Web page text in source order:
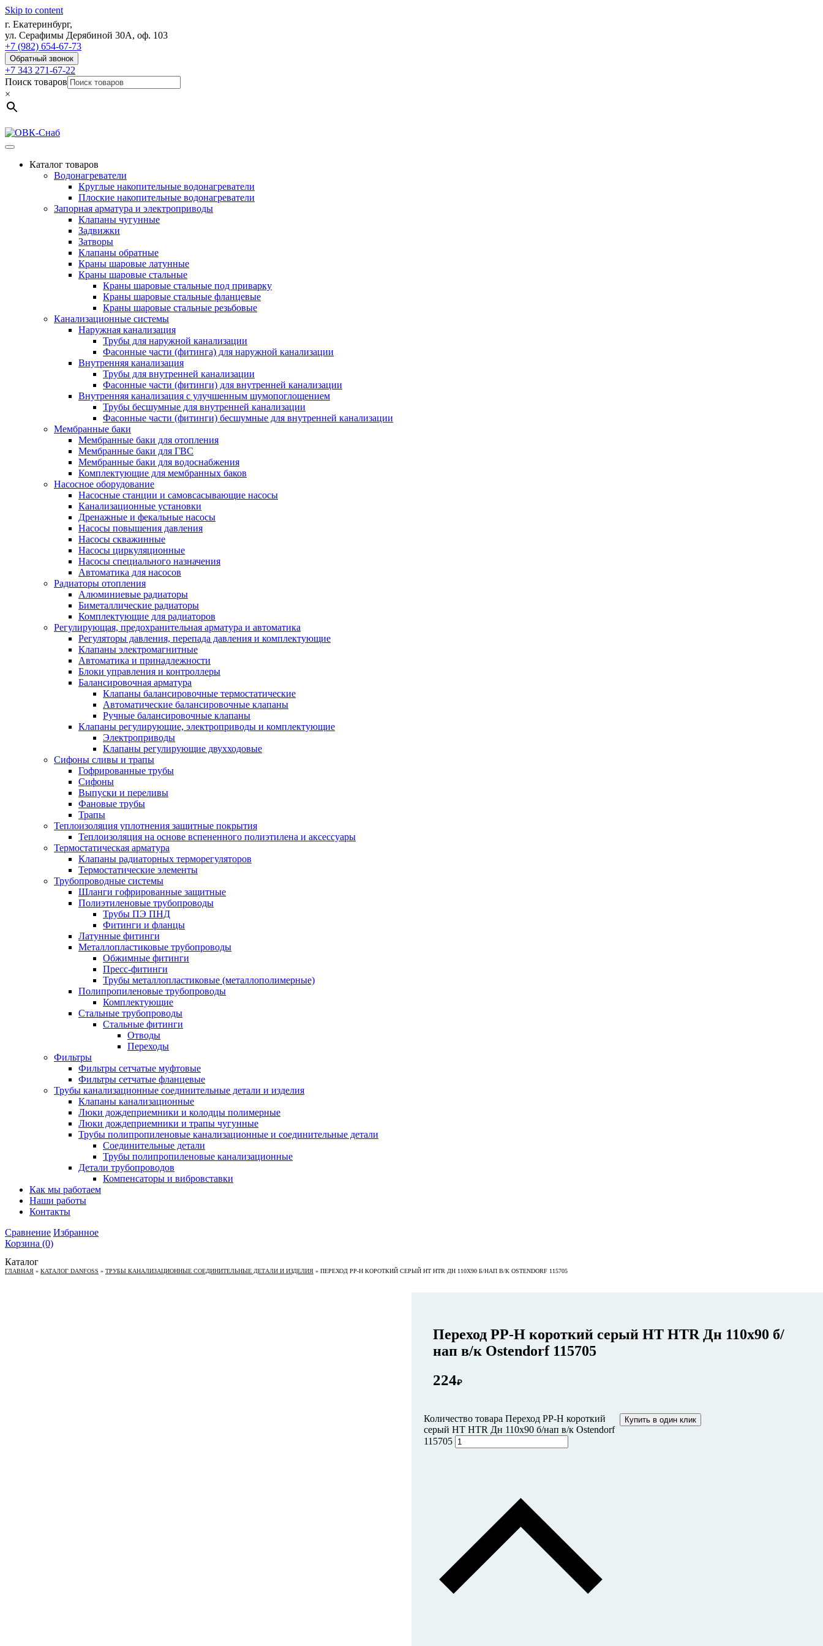
Skip to content
г. Екатеринбург,
ул. Серафимы Дерябиной 30А, оф. 103
+7 (982) 654-67-73
Обратный звонок
+7 343 271-67-22
Поиск товаров
×
Каталог товаров
Водонагреватели
Круглые накопительные водонагреватели
Плоские накопительные водонагреватели
Запорная арматура и электроприводы
Клапаны чугунные
Задвижки
Затворы
Клапаны обратные
Краны шаровые латунные
Краны шаровые стальные
Краны шаровые стальные под приварку
Краны шаровые стальные фланцевые
Краны шаровые стальные резьбовые
Канализационные системы
Наружная канализация
Трубы для наружной канализации
Фасонные части (фитинга) для наружной канализации
Внутренняя канализация
Трубы для внутренней канализации
Фасонные части (фитинги) для внутренней канализации
Внутренняя канализация с улучшенным шумопоглощением
Трубы бесшумные для внутренней канализации
Фасонные части (фитинги) бесшумные для внутренней канализации
Мембранные баки
Мембранные баки для отопления
Мембранные баки для ГВС
Мембранные баки для водоснабжения
Комплектующие для мембранных баков
Насосное оборудование
Насосные станции и самовсасывающие насосы
Канализационные установки
Дренажные и фекальные насосы
Насосы повышения давления
Насосы скважинные
Насосы циркуляционные
Насосы специального назначения
Автоматика для насосов
Радиаторы отопления
Алюминиевые радиаторы
Биметаллические радиаторы
Комплектующие для радиаторов
Регулирующая, предохранительная арматура и автоматика
Регуляторы давления, перепада давления и комплектующие
Клапаны электромагнитные
Автоматика и принадлежности
Блоки управления и контроллеры
Балансировочная арматура
Клапаны балансировочные термостатические
Автоматические балансировочные клапаны
Ручные балансировочные клапаны
Клапаны регулирующие, электроприводы и комплектующие
Электроприводы
Клапаны регулирующие двухходовые
Сифоны сливы и трапы
Гофрированные трубы
Сифоны
Выпуски и переливы
Фановые трубы
Трапы
Теплоизоляция уплотнения защитные покрытия
Теплоизоляция на основе вспененного полиэтилена и аксессуары
Термостатическая арматура
Клапаны радиаторных терморегуляторов
Термостатические элементы
Трубопроводные системы
Шланги гофрированные защитные
Полиэтиленовые трубопроводы
Трубы ПЭ ПНД
Фитинги и фланцы
Латунные фитинги
Металлопластиковые трубопроводы
Обжимные фитинги
Пресс-фитинги
Трубы металлопластиковые (металлополимерные)
Полипропиленовые трубопроводы
Комплектующие
Стальные трубопроводы
Стальные фитинги
Отводы
Переходы
Фильтры
Фильтры сетчатые муфтовые
Фильтры сетчатые фланцевые
Трубы канализационные соединительные детали и изделия
Клапаны канализационные
Люки дождеприемники и колодцы полимерные
Люки дождеприемники и трапы чугунные
Трубы полипропиленовые канализационные и соединительные детали
Соединительные детали
Трубы полипропиленовые канализационные
Детали трубопроводов
Компенсаторы и вибровставки
Как мы работаем
Наши работы
Контакты
Сравнение Избранное
Корзина (0)
Каталог
ГЛАВНАЯ » КАТАЛОГ DANFOSS » ТРУБЫ КАНАЛИЗАЦИОННЫЕ СОЕДИНИТЕЛЬНЫЕ ДЕТАЛИ И ИЗДЕЛИЯ » ПЕРЕХОД PP-H КОРОТКИЙ СЕРЫЙ HT HTR ДН 110Х90 Б/НАП В/К OSTENDORF 115705
Переход PP-H короткий серый HT HTR Дн 110х90 б/
нап в/к Ostendorf 115705
224₽
Количество товара Переход PP-H короткий
серый HT HTR Дн 110х90 б/нап в/к Ostendorf
115705
Купить в один клик